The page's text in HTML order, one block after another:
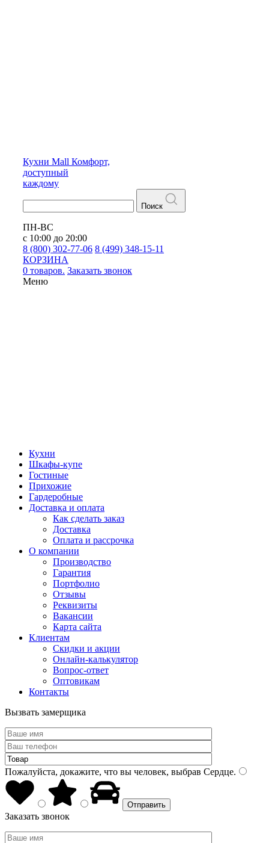
Кухни Mall Комфорт,
доступный
каждому
Поиск
ПН-ВС
с 10:00 до 20:00
8 (800) 302-77-06 8 (499) 348-15-11
КОРЗИНА
0 товаров. Заказать звонок
Меню
Кухни
Шкафы-купе
Гостиные
Прихожие
Гардеробные
Доставка и оплата
Как сделать заказ
Доставка
Оплата и рассрочка
О компании
Производство
Гарантия
Портфолио
Отзывы
Реквизиты
Вакансии
Карта сайта
Клиентам
Скидки и акции
Онлайн-калькулятор
Вопрос-ответ
Оптовикам
Контакты
Вызвать замерщика
Пожалуйста, докажите, что вы человек, выбрав Сердце.
Заказать звонок